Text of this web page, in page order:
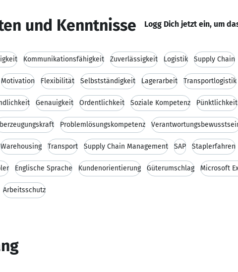
und Kenntnisse Logg Dich jetzt ein, um
Kommunikationsfähigkeit Zuverlässigkeit Logistik Supply Chain
Motivation Flexibilität Selbstständigkeit Lagerarbeit Transportlogistik
Genauigkeit Ordentlichkeit Soziale Kompetenz Pünktlichkeit
Problemlösungskompetenz
Warehousing Transport Supply Chain Management SAP Staplerfahren
Englische Sprache Kundenorientierung Güterumschlag Microsoft
Arbeitsschutz